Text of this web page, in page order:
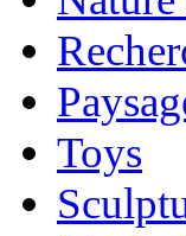
Toys